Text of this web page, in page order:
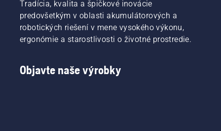
Tradícia, kvalita a špičkové inovácie
predovšetkým v oblasti akumulátorových a
robotických riešení v mene vysokého výkonu,
ergonómie a starostlivosti o životné prostredie.
Objavte naše výrobky